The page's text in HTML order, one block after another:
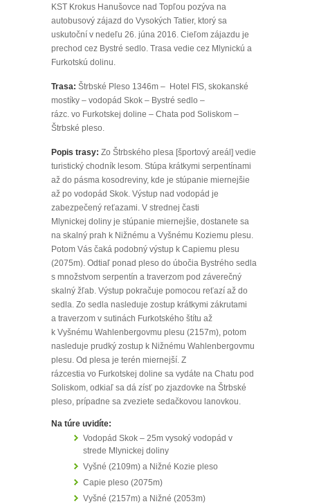
KST Krokus Hanušovce nad Topľou pozýva na
autobusový zájazd do Vysokých Tatier, ktorý sa
uskutoční v nedeľu 26. júna 2016. Cieľom zájazdu je
prechod cez Bystré sedlo. Trasa vedie cez Mlynickú a
Furkotskú dolinu.
Trasa: Štrbské Pleso 1346m – Hotel FIS, skokanské
mostíky – vodopád Skok – Bystré sedlo –
rázc. vo Furkotskej doline – Chata pod Soliskom –
Štrbské pleso.
Popis trasy: Zo Štrbského plesa [športový areál] vedie
turistický chodník lesom. Stúpa krátkymi serpentínami
až do pásma kosodreviny, kde je stúpanie miernejšie
až po vodopád Skok. Výstup nad vodopád je
zabezpečený reťazami. V strednej časti
Mlynickej doliny je stúpanie miernejšie, dostanete sa
na skalný prah k Nižnému a Vyšnému Koziemu plesu.
Potom Vás čaká podobný výstup k Capiemu plesu
(2075m). Odtiaľ ponad pleso do úbočia Bystrého sedla
s množstvom serpentín a traverzom pod záverečný
skalný žľab. Výstup pokračuje pomocou reťazí až do
sedla. Zo sedla nasleduje zostup krátkymi zákrutami
a traverzom v sutinách Furkotského štítu až
k Vyšnému Wahlenbergovmu plesu (2157m), potom
nasleduje prudký zostup k Nižnému Wahlenbergovmu
plesu. Od plesa je terén miernejší. Z
rázcestia vo Furkotskej doline sa vydáte na Chatu pod
Soliskom, odkiaľ sa dá zísť po zjazdovke na Štrbské
pleso, prípadne sa zveziete sedačkovou lanovkou.
Na túre uvidíte:
Vodopád Skok – 25m vysoký vodopád v
strede Mlynickej doliny
Vyšné (2109m) a Nižné Kozie pleso
Capie pleso (2075m)
Vyšné (2157m) a Nižné (2053m)